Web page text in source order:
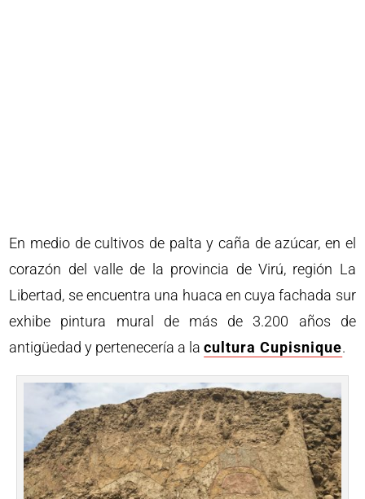
En medio de cultivos de palta y caña de azúcar, en el
corazón del valle de la provincia de Virú, región La
Libertad, se encuentra una huaca en cuya fachada sur
exhibe pintura mural de más de 3.200 años de
antigüedad y pertenecería a lacultura Cupisnique.